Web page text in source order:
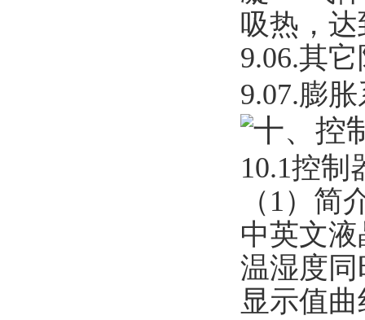
吸热，
9.06.其
9.07.膨
十、控
10.1控制
（1）简
中英文
温湿度
显示值